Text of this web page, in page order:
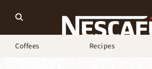
Coffees Recipes